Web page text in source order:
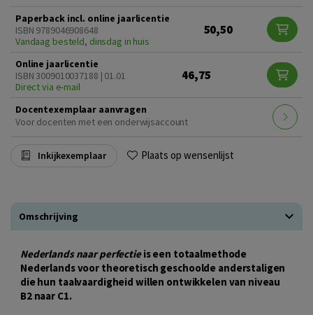
Paperback incl. online jaarlicentie
ISBN 9789046908648
Vandaag besteld, dinsdag in huis
50,50
Online jaarlicentie
ISBN 3009010037188 | 01.01
Direct via e-mail
46,75
Docentexemplaar aanvragen
Voor docenten met een onderwijsaccount
Inkijkexemplaar Plaats op wensenlijst
Omschrijving
Nederlands naar perfectieis een totaalmethode
Nederlands voor theoretisch geschoolde anderstaligen
die hun taalvaardigheid willen ontwikkelen van niveau
B2 naar C1.